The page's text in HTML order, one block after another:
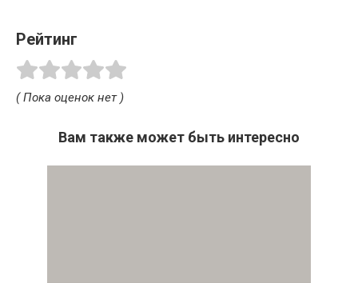
Рейтинг
( Пока оценок нет )
Вам также может быть интересно